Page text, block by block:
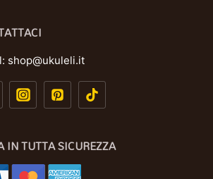
shop@ukuleli.it
IN TUTTA SICUREZZA